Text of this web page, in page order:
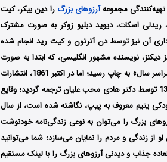
مجموعهآرزوهای بزرگ را دین بیکر، کیت
ریدلی اسکات، دیوید دبلیو زوکر به صورت مشترک
آن نیز توسط دن آترتون و کیت رید انجام شده
نویسنده مشهور انگلیسی، که ابتدا به صورت
داستان دنباله‌دار از دسامبر 1860 تا آگوست 1861 میلادی در هفته‌نامه «سراسر سال» به چاپ رسید؛ اما در اکتبر 1861، انتشارات
چپمن و هال، رمان کامل را در سه جلد منتشر کرد؛ این کتاب در سال 1384 توسط دکتر هادی محب علیان ترجمه گردید؛ وقایع
یتیم معروف به پیپ، نگاشته شده‌ است، از سال
تا زمستان 1840 اتفاق می‌افتد؛ آرزوهای بزرگ را می‌توان به نوعی زندگی‌نامه خودنوشت
زندگی و مردم را نمایان می‌سازد؛ شما می‌توانید
جذاب و دیدنی آرزوهای بزرگ را با لینک مستقیم